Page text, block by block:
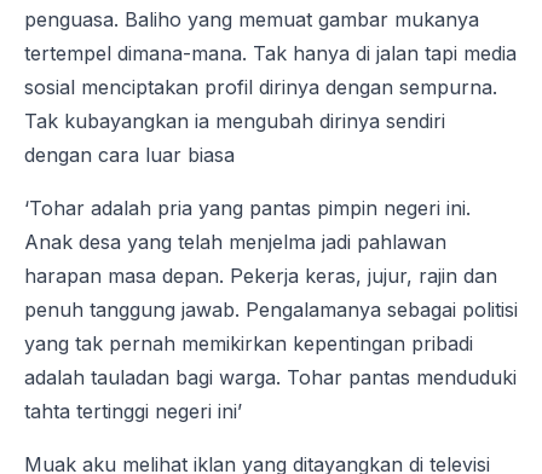
penguasa. Baliho yang memuat gambar mukanya
tertempel dimana-mana. Tak hanya di jalan tapi media
sosial menciptakan profil dirinya dengan sempurna.
Tak kubayangkan ia mengubah dirinya sendiri
dengan cara luar biasa
‘Tohar adalah pria yang pantas pimpin negeri ini.
Anak desa yang telah menjelma jadi pahlawan
harapan masa depan. Pekerja keras, jujur, rajin dan
penuh tanggung jawab. Pengalamanya sebagai politisi
yang tak pernah memikirkan kepentingan pribadi
adalah tauladan bagi warga. Tohar pantas menduduki
tahta tertinggi negeri ini’
Muak aku melihat iklan yang ditayangkan di televisi